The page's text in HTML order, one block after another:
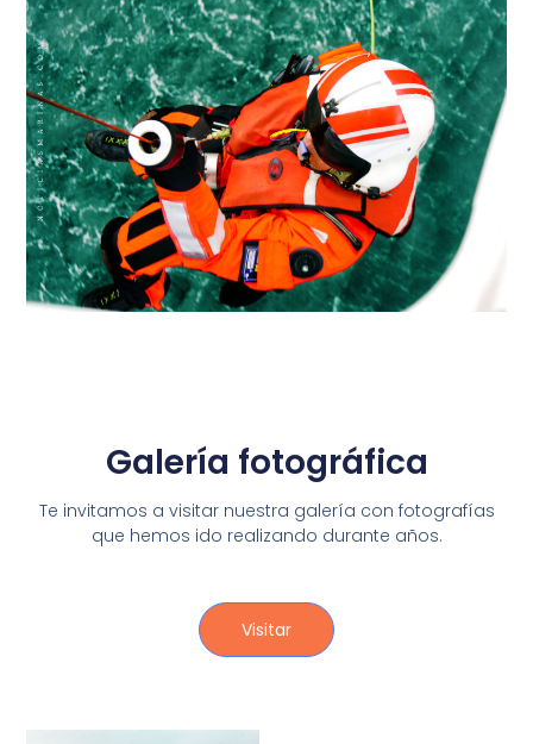
Galería fotográfica
Te invitamos a visitar nuestra galería con fotografías
que hemos ido realizando durante años.
Visitar